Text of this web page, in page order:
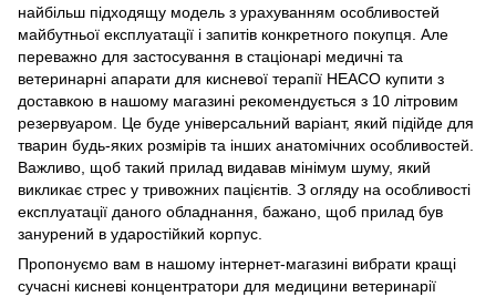
найбільш підходящу модель з урахуванням особливостей
майбутньої експлуатації і запитів конкретного покупця. Але
переважно для застосування в стаціонарі медичні та
ветеринарні апарати для кисневої терапії HEACO купити з
доставкою в нашому магазині рекомендується з 10 літровим
резервуаром. Це буде універсальний варіант, який підійде для
тварин будь-яких розмірів та інших анатомічних особливостей.
Важливо, щоб такий прилад видавав мінімум шуму, який
викликає стрес у тривожних пацієнтів. З огляду на особливості
експлуатації даного обладнання, бажано, щоб прилад був
занурений в ударостійкий корпус.
Пропонуємо вам в нашому інтернет-магазині вибрати кращі
сучасні кисневі концентратори для медицини ветеринарії